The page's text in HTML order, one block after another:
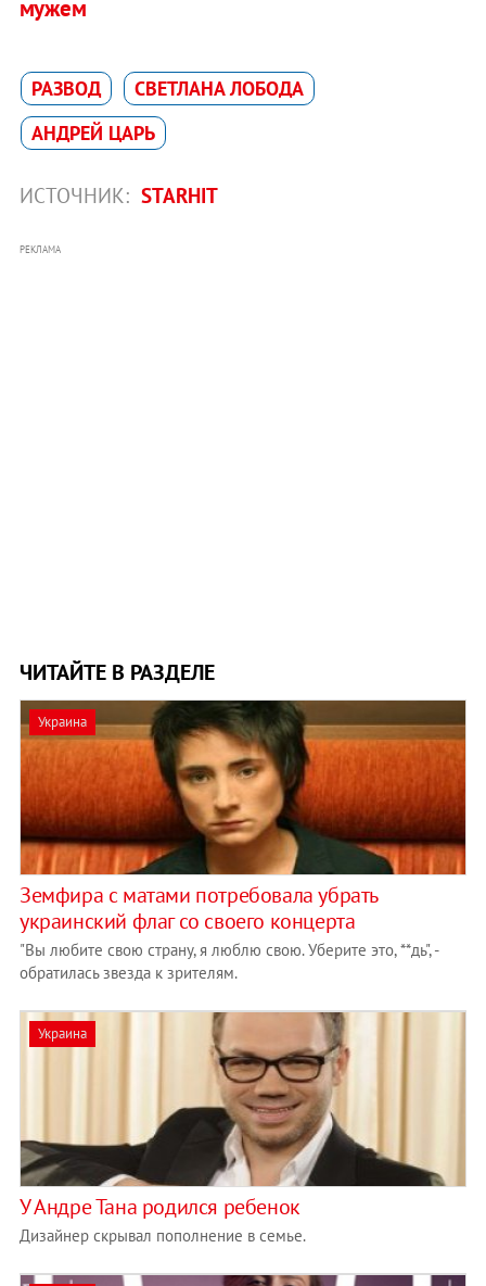
мужем
РАЗВОД
СВЕТЛАНА ЛОБОДА
АНДРЕЙ ЦАРЬ
ИСТОЧНИК: STARHIT
РЕКЛАМА
ЧИТАЙТЕ В РАЗДЕЛЕ
Украина
Земфира с матами потребовала убрать
украинский флаг со своего концерта
"Вы любите свою страну, я люблю свою. Уберите это, **дь", -
обратилась звезда к зрителям.
Украина
У Андре Тана родился ребенок
Дизайнер скрывал пополнение в семье.